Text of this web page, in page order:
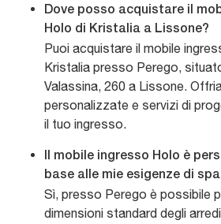
Dove posso acquistare il
Holo di Kristalia a Lissone?
Puoi acquistare il mobile
Kristalia presso Perego,
Valassina, 260 a Lissone.
personalizzate e servizi di
il tuo ingresso.
Il mobile ingresso Holo è
base alle mie esigenze di
Sì, presso Perego è possibile
dimensioni standard degli